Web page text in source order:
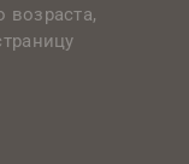
возраста,